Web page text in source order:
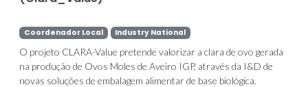
Coordenador Local Industry National
O projeto CLARA-Value pretende valorizar a clara de ovo gerada
na produção de Ovos Moles de Aveiro IGP, através da I&D de
novas soluções de embalagem alimentar de base biológica.